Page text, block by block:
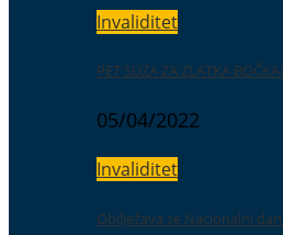
Invaliditet
PET SUZA ZA ZLATKA
05/04/2022
Invaliditet
Obilježava se Nacionalni